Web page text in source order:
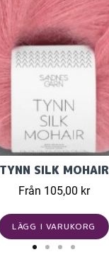
TYNN SILK MOHAIR
Från 105,00 kr
LÄGG I VARUKORG